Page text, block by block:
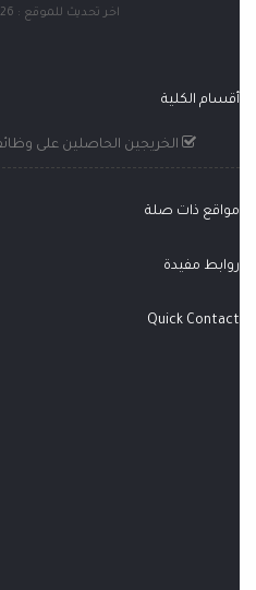
اخر تحديث للموقع : 2026-08-06 01:45:11
أقسام الكلية
الخريجين الحاصلين على وظائف
مواقع ذات صلة
روابط مفيدة
Quick Contact